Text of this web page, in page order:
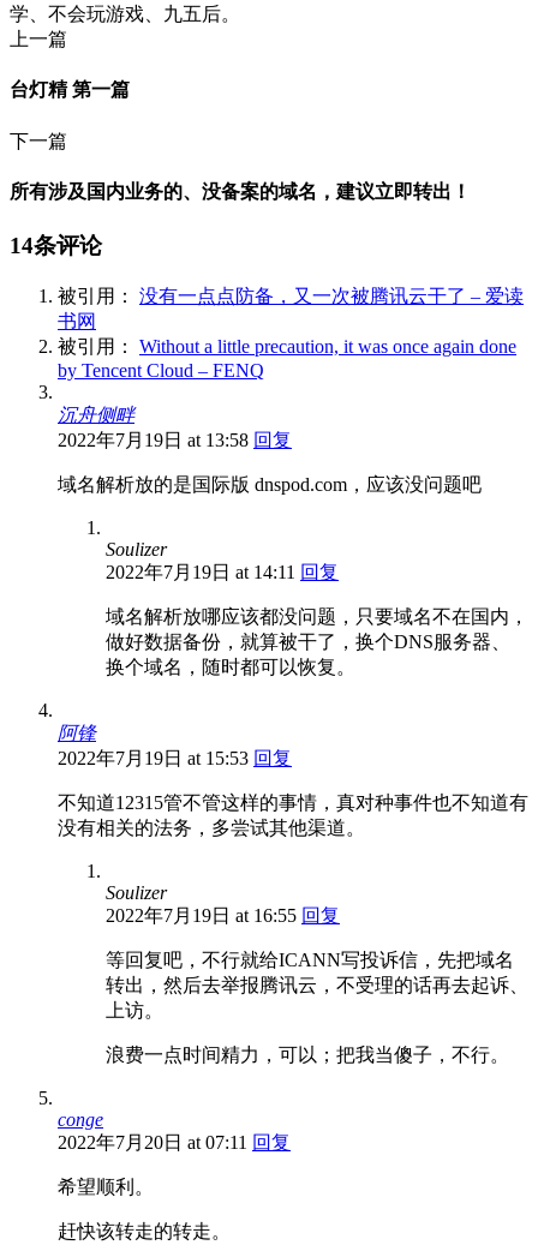
学、不会玩游戏、九五后。
上一篇
台灯精 第一篇
下一篇
所有涉及国内业务的、没备案的域名，建议立即转出！
14条评论
被引用： 没有一点点防备，又一次被腾讯云干了 – 爱读
书网
被引用： Without a little precaution, it was once again done
by Tencent Cloud – FENQ
沉舟侧畔
2022年7月19日 at 13:58 回复
域名解析放的是国际版 dnspod.com，应该没问题吧
Soulizer
2022年7月19日 at 14:11 回复
域名解析放哪应该都没问题，只要域名不在国内，
做好数据备份，就算被干了，换个DNS服务器、
换个域名，随时都可以恢复。
阿锋
2022年7月19日 at 15:53 回复
不知道12315管不管这样的事情，真对种事件也不知道有
没有相关的法务，多尝试其他渠道。
Soulizer
2022年7月19日 at 16:55 回复
等回复吧，不行就给ICANN写投诉信，先把域名
转出，然后去举报腾讯云，不受理的话再去起诉、
上访。
浪费一点时间精力，可以；把我当傻子，不行。
conge
2022年7月20日 at 07:11 回复
希望顺利。
赶快该转走的转走。